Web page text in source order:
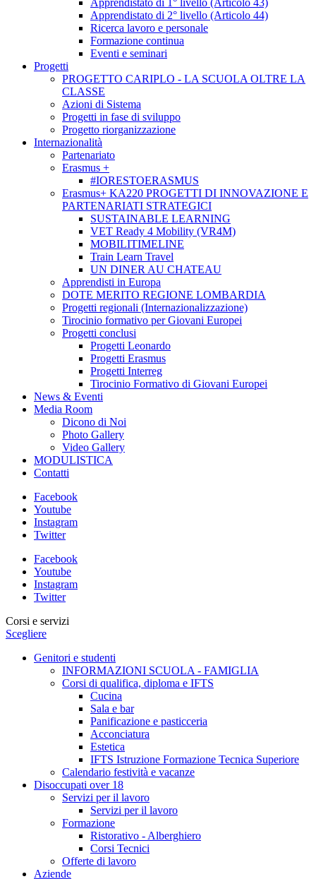
Apprendistato di 1° livello (Articolo 43)
Apprendistato di 2° livello (Articolo 44)
Ricerca lavoro e personale
Formazione continua
Eventi e seminari
Progetti
PROGETTO CARIPLO - LA SCUOLA OLTRE LA
CLASSE
Azioni di Sistema
Progetti in fase di sviluppo
Progetto riorganizzazione
Internazionalità
Partenariato
Erasmus +
#IORESTOERASMUS
Erasmus+ KA220 PROGETTI DI INNOVAZIONE E
PARTENARIATI STRATEGICI
SUSTAINABLE LEARNING
VET Ready 4 Mobility (VR4M)
MOBILITIMELINE
Train Learn Travel
UN DINER AU CHATEAU
Apprendisti in Europa
DOTE MERITO REGIONE LOMBARDIA
Progetti regionali (Internazionalizzazione)
Tirocinio formativo per Giovani Europei
Progetti conclusi
Progetti Leonardo
Progetti Erasmus
Progetti Interreg
Tirocinio Formativo di Giovani Europei
News & Eventi
Media Room
Dicono di Noi
Photo Gallery
Video Gallery
MODULISTICA
Contatti
Facebook
Youtube
Instagram
Twitter
Facebook
Youtube
Instagram
Twitter
Corsi e servizi
Scegliere
Genitori e studenti
INFORMAZIONI SCUOLA - FAMIGLIA
Corsi di qualifica, diploma e IFTS
Cucina
Sala e bar
Panificazione e pasticceria
Acconciatura
Estetica
IFTS Istruzione Formazione Tecnica Superiore
Calendario festività e vacanze
Disoccupati over 18
Servizi per il lavoro
Servizi per il lavoro
Formazione
Ristorativo - Alberghiero
Corsi Tecnici
Offerte di lavoro
Aziende